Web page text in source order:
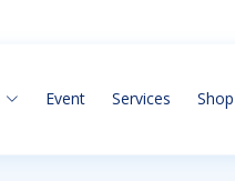
Event Services Shop